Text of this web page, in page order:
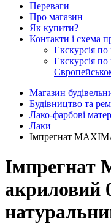
Переваги
Про магазин
Як купити?
Контакти і схема
Екскурсія
Екскурсія
Магазин
Будівництво та
Лако-фарбові
Лаки
Імпрегнат
Імпрегнат
акриловий